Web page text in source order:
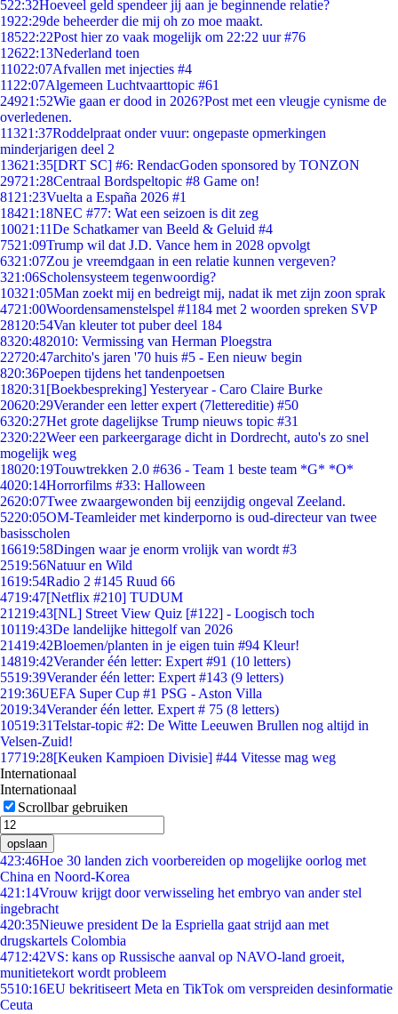
522:32Hoeveel geld spendeer jij aan je beginnende relatie?
1922:29de beheerder die mij oh zo moe maakt.
18522:22Post hier zo vaak mogelijk om 22:22 uur #76
12622:13Nederland toen
11022:07Afvallen met injecties #4
11 22:07Algemeen Luchtvaarttopic #61
24921:52Wie gaan er dood in 2026?Post met een vleugje cynisme de
overledenen.
11321:37Roddelpraat onder vuur: ongepaste opmerkingen
minderjarigen deel 2
13621:35[DRT SC] #6: RendacGoden sponsored by TONZON
29721:28Centraal Bordspeltopic #8 Game on!
81 21:23Vuelta a España 2026 #1
18421:18NEC #77: Wat een seizoen is dit zeg
10021:11De Schatkamer van Beeld & Geluid #4
7521:09Trump wil dat J.D. Vance hem in 2028 opvolgt
6321:07Zou je vreemdgaan in een relatie kunnen vergeven?
321:06Scholensysteem tegenwoordig?
10321:05Man zoekt mij en bedreigt mij, nadat ik met zijn zoon sprak
4721:00Woordensamenstelspel #1184 met 2 woorden spreken SVP
281 20:54Van kleuter tot puber deel 184
8320:482010: Vermissing van Herman Ploegstra
22720:47archito's jaren '70 huis #5 - Een nieuw begin
820:36Poepen tijdens het tandenpoetsen
1820:31 [Boekbespreking] Yesteryear - Caro Claire Burke
20620:29Verander een letter expert (7lettereditie) #50
6320:27Het grote dagelijkse Trump nieuws topic #31
2320:22Weer een parkeergarage dicht in Dordrecht, auto's zo snel
mogelijk weg
18020:19Touwtrekken 2.0 #636 - Team 1 beste team *G* *O*
4020:14Horrorfilms #33: Halloween
2620:07Twee zwaargewonden bij eenzijdig ongeval Zeeland.
5220:05OM-Teamleider met kinderporno is oud-directeur van twee
basisscholen
16619:58Dingen waar je enorm vrolijk van wordt #3
2519:56Natuur en Wild
1619:54Radio 2 #145 Ruud 66
4719:47[Netflix #210] TUDUM
21219:43[NL] Street View Quiz [#122] - Loogisch toch
10119:43De landelijke hittegolf van 2026
21419:42Bloemen/planten in je eigen tuin #94 Kleur!
14819:42Verander één letter: Expert #91 (10 letters)
5519:39Verander één letter: Expert #143 (9 letters)
219:36UEFA Super Cup #1 PSG - Aston Villa
2019:34Verander één letter. Expert # 75 (8 letters)
10519:31Telstar-topic #2: De Witte Leeuwen Brullen nog altijd in
Velsen-Zuid!
17719:28[Keuken Kampioen Divisie] #44 Vitesse mag weg
Internationaal
Internationaal
Scrollbar gebruiken
opslaan
423:46Hoe 30 landen zich voorbereiden op mogelijke oorlog met
China en Noord-Korea
421:14Vrouw krijgt door verwisseling het embryo van ander stel
ingebracht
420:35Nieuwe president De la Espriella gaat strijd aan met
drugskartels Colombia
4712:42VS: kans op Russische aanval op NAVO-land groeit,
munitietekort wordt probleem
5510:16EU bekritiseert Meta en TikTok om verspreiden desinformatie
Ceuta